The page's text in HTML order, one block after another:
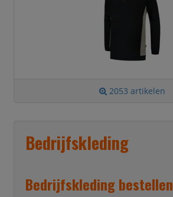
2053 artikelen
Bedrijfskleding
Bedrijfskleding bestellen